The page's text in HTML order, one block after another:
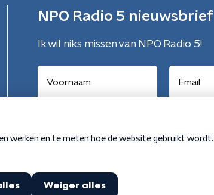
NPO Radio 5 nieuwsbrief
Ik wil niks missen van NPO Radio 5!